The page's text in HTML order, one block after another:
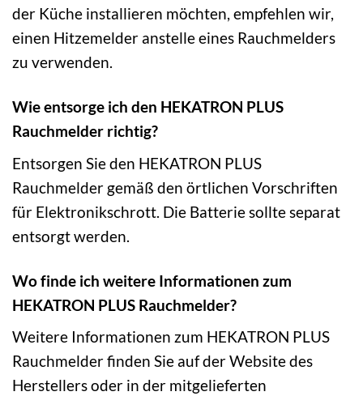
der Küche installieren möchten, empfehlen wir,
einen Hitzemelder anstelle eines Rauchmelders
zu verwenden.
Wie entsorge ich den HEKATRON PLUS
Rauchmelder richtig?
Entsorgen Sie den HEKATRON PLUS
Rauchmelder gemäß den örtlichen Vorschriften
für Elektronikschrott. Die Batterie sollte separat
entsorgt werden.
Wo finde ich weitere Informationen zum
HEKATRON PLUS Rauchmelder?
Weitere Informationen zum HEKATRON PLUS
Rauchmelder finden Sie auf der Website des
Herstellers oder in der mitgelieferten